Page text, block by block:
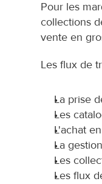
Pour les
collections
vente en
Les flux de
La prise
Les
L'achat
La
Les
Les flux